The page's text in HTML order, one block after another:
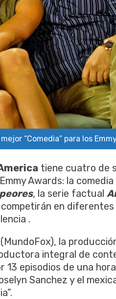
“Comedia” para los
tiene cuatro de
Awards: la comedia
, la serie factual
en
.
la
integral de
episodios de una
Sanchez y el